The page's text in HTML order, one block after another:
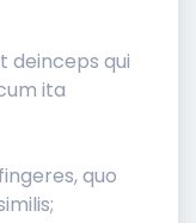
deinceps qui
ita
quo